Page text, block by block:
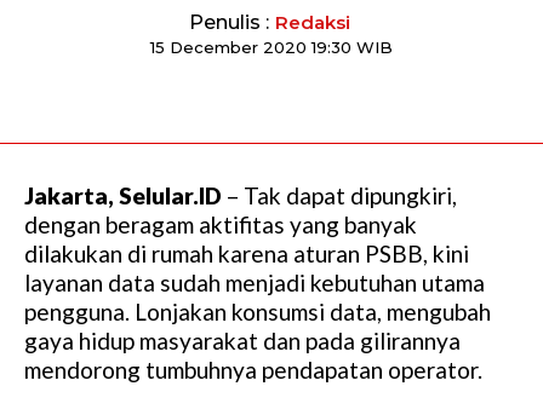
Penulis : Redaksi
15 December 2020 19:30 WIB
Jakarta, Selular.ID – Tak dapat dipungkiri,
dengan beragam aktifitas yang banyak
dilakukan di rumah karena aturan PSBB, kini
layanan data sudah menjadi kebutuhan utama
pengguna. Lonjakan konsumsi data, mengubah
gaya hidup masyarakat dan pada gilirannya
mendorong tumbuhnya pendapatan operator.